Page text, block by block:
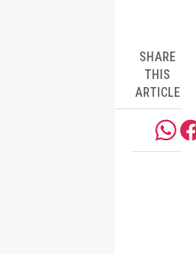
SHARE
THIS
ARTICLE